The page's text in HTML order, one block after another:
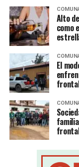
Alto
como
El